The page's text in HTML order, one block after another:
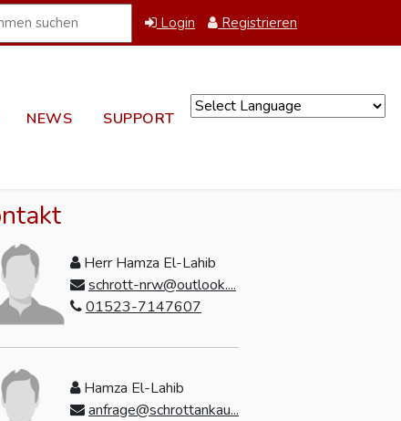
Login Registrieren
NEWS SUPPORT
Herr Hamza El-Lahib
schrott-nrw@outlook....
01523-7147607
Hamza El-Lahib
anfrage@schrottankau...